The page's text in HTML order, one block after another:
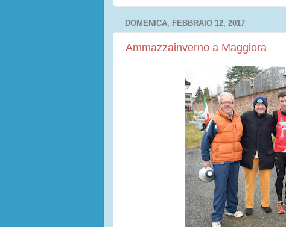
DOMENICA, FEBBRAIO 12, 2017
Ammazzainverno a Maggiora